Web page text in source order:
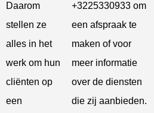
Daarom
stellen ze
alles in het
werk om hun
cliënten op
een
+3225330933 om
een afspraak te
maken of voor
meer informatie
over de diensten
die zij aanbieden.